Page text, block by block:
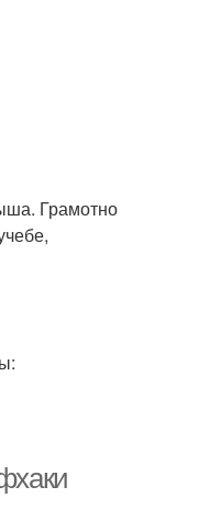
Грамотно